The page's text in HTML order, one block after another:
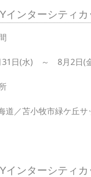
インターシティ
間
31日(水) ～ 8月2日(
所
道／苫小牧市緑ケ丘
インターシティ